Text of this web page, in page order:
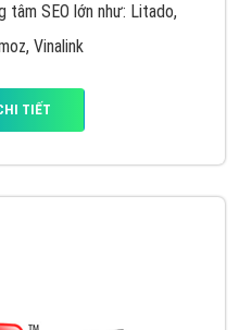
SEO lớn như: Litado,
Vinalink
TIẾT